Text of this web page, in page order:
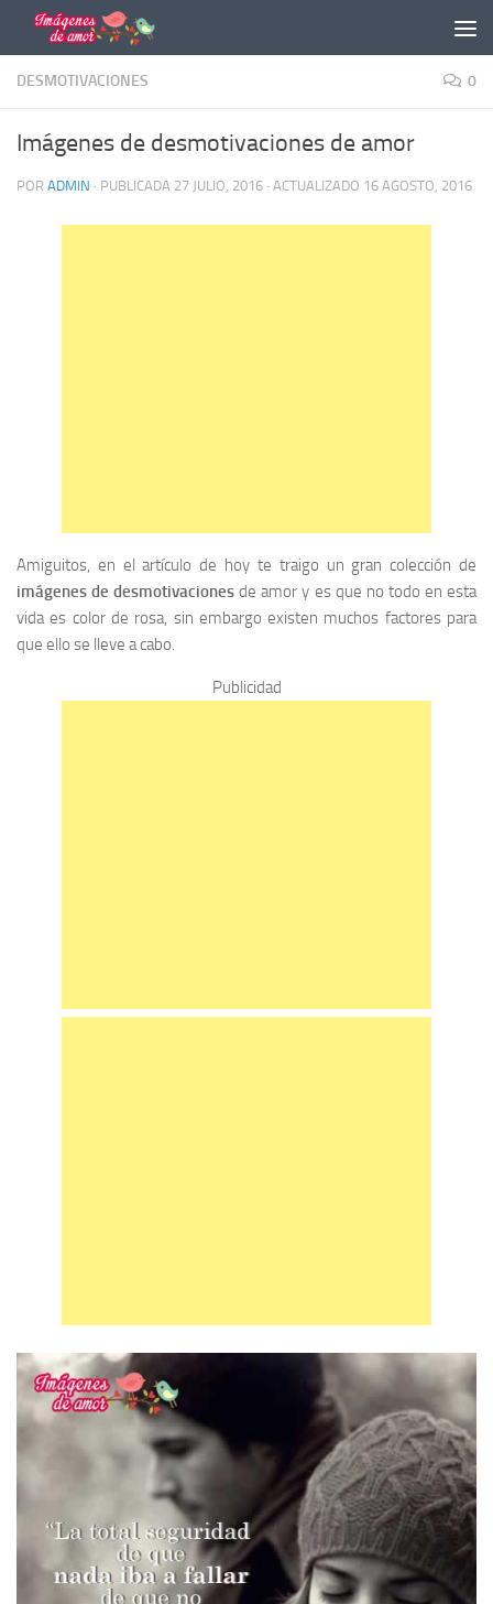
Saltar al contenido
DESMOTIVACIONES 0
Imágenes de desmotivaciones de amor
POR ADMIN · PUBLICADA 27 JULIO, 2016 · ACTUALIZADO 16 AGOSTO, 2016
Amiguitos, en el artículo de hoy te traigo un gran colección de
imágenes de desmotivacionesde amor y es que no todo en esta
vida es color de rosa, sin embargo existen muchos factores para
que ello se lleve a cabo.
Publicidad